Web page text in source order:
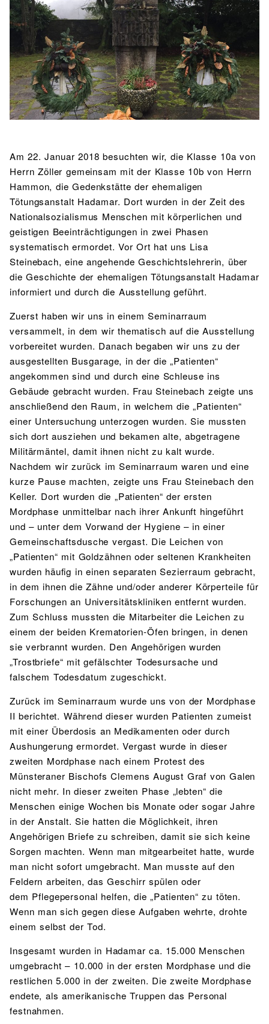
BIBLIOTHEK
Bibliothek Bibliothekskatalog
Schulbuchausleihe
Lehrmittelfreiheit
Buchempfehlungen
MENSA & BISTRO
Mensa & Bistro Speiseplan
Ernährungskonzept
SPORT
Sport als Leistungsfach Exkursionen
Wettkämpfe
Fachschaft
JtfO
Am 22. Januar 2018 besuchten wir, die Klasse 10a von
Herrn Zöller gemeinsam mit der Klasse 10b von Herrn
Hammon, die Gedenkstätte der ehemaligen
Tötungsanstalt Hadamar. Dort wurden in der Zeit des
Nationalsozialismus Menschen mit körperlichen und
geistigen Beeinträchtigungen in zwei Phasen
systematisch ermordet. Vor Ort hat uns Lisa
Steinebach, eine angehende Geschichtslehrerin, über
die Geschichte der ehemaligen Tötungsanstalt Hadamar
informiert und durch die Ausstellung geführt.
Zuerst haben wir uns in einem Seminarraum
versammelt, in dem wir thematisch auf die Ausstellung
vorbereitet wurden. Danach begaben wir uns zu der
ausgestellten Busgarage, in der die „Patienten“
angekommen sind und durch eine Schleuse ins
Gebäude gebracht wurden. Frau Steinebach zeigte uns
anschließend den Raum, in welchem die „Patienten“
einer Untersuchung unterzogen wurden. Sie mussten
sich dort ausziehen und bekamen alte, abgetragene
Militärmäntel, damit ihnen nicht zu kalt wurde.
Nachdem wir zurück im Seminarraum waren und eine
kurze Pause machten, zeigte uns Frau Steinebach den
Keller. Dort wurden die „Patienten“ der ersten
Mordphase unmittelbar nach ihrer Ankunft hingeführt
und – unter dem Vorwand der Hygiene – in einer
Gemeinschaftsdusche vergast. Die Leichen von
„Patienten“ mit Goldzähnen oder seltenen Krankheiten
wurden häufig in einen separaten Sezierraum gebracht,
in dem ihnen die Zähne und/oder anderer Körperteile für
Forschungen an Universitätskliniken entfernt wurden.
Zum Schluss mussten die Mitarbeiter die Leichen zu
einem der beiden Krematorien-Öfen bringen, in denen
sie verbrannt wurden. Den Angehörigen wurden
„Trostbriefe“ mit gefälschter Todesursache und
falschem Todesdatum zugeschickt.
Zurück im Seminarraum wurde uns von der Mordphase
II berichtet. Während dieser wurden Patienten zumeist
mit einer Überdosis an Medikamenten oder durch
Aushungerung ermordet. Vergast wurde in dieser
zweiten Mordphase nach einem Protest des
Münsteraner Bischofs Clemens August Graf von Galen
nicht mehr. In dieser zweiten Phase „lebten“ die
Menschen einige Wochen bis Monate oder sogar Jahre
in der Anstalt. Sie hatten die Möglichkeit, ihren
Angehörigen Briefe zu schreiben, damit sie sich keine
Sorgen machten. Wenn man mitgearbeitet hatte, wurde
man nicht sofort umgebracht. Man musste auf den
Feldern arbeiten, das Geschirr spülen oder
dem Pflegepersonal helfen, die „Patienten“ zu töten.
Wenn man sich gegen diese Aufgaben wehrte, drohte
einem selbst der Tod.
Insgesamt wurden in Hadamar ca. 15.000 Menschen
umgebracht – 10.000 in der ersten Mordphase und die
restlichen 5.000 in der zweiten. Die zweite Mordphase
endete, als amerikanische Truppen das Personal
festnahmen.